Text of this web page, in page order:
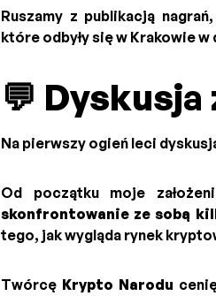
Ruszamy z publikacją
które odbyły się w Krakowie w
💬
Na pierwszy ogień leci
Od początku moje
skonfrontowanie ze sobą
tego, jak wygląda rynek
Twórcę Krypto Narodu